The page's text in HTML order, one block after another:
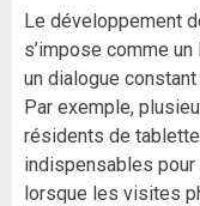
Le développement
s’impose comme
un dialogue
Par exemple,
résidents de
indispensables
lorsque les visites